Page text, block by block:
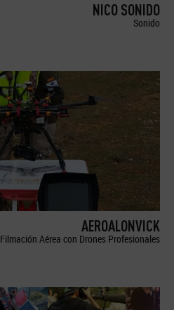
NICO SONIDO
Sonido
AEROALONVICK
Filmación Aérea con Drones Profesionales